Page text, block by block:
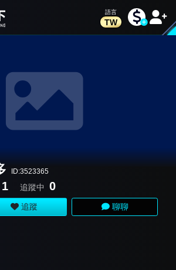
TW
ID:3523365
1 追蹤中 0
追蹤 聊聊